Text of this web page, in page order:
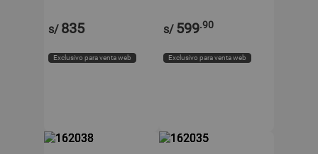
s/ 835
Exclusivo para venta web
s/ 599.90
Exclusivo para venta web